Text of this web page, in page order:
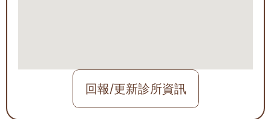
回報/更新診所資訊